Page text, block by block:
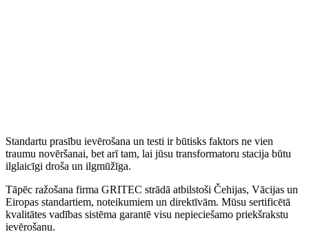
Standartu prasību ievērošana un testi ir būtisks faktors ne vien
traumu novēršanai, bet arī tam, lai jūsu transformatoru stacija būtu
ilglaicīgi droša un ilgmūžīga.
Tāpēc ražošana firma GRITEC strādā atbilstoši Čehijas, Vācijas un
Eiropas standartiem, noteikumiem un direktīvām. Mūsu sertificētā
kvalitātes vadības sistēma garantē visu nepieciešamo priekšrakstu
ievērošanu.